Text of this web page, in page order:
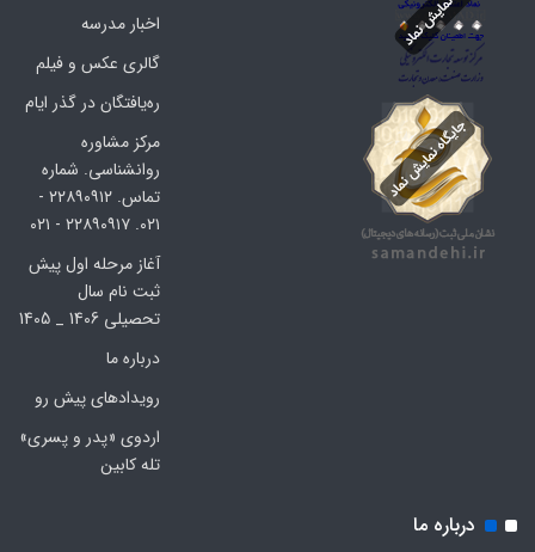
اخبار مدرسه
گالری عکس و فیلم
ره‌یافتگان در گذر ایام
مرکز مشاوره
روانشناسی. شماره
تماس. ۲۲۸۹۰۹۱۲ -
۰۲۱. ۲۲۸۹۰۹۱۷ - ۰۲۱
آغاز مرحله اول پیش
ثبت نام سال
تحصیلی 1406 _ 1405
درباره ما
رویدادهای پیش رو
اردوی «پدر و پسری»
تله کابین
درباره ما